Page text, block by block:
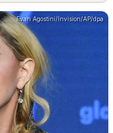
Evan Agostini/Invision/AP/dpa